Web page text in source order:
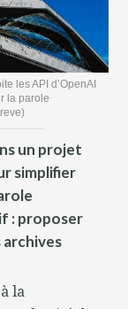
les API d’OpenAI
la parole
un projet
simplifier
: proposer
archives
la